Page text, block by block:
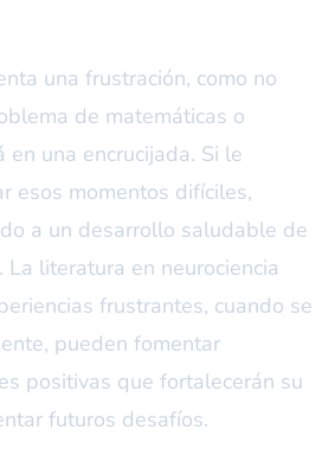
una frustración, como no
de matemáticas o
una encrucijada. Si le
esos momentos difíciles,
a un desarrollo saludable de
literatura en neurociencia
frustrantes, cuando se
pueden fomentar
positivas que fortalecerán su
futuros desafíos.